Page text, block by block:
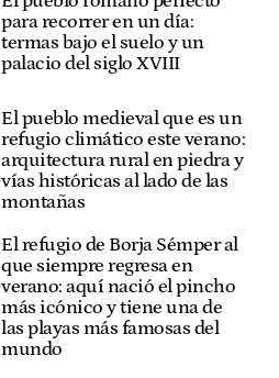
para recorrer en un día:
termas bajo el suelo y un
palacio del siglo XVIII
El pueblo medieval que es un
refugio climático este verano:
arquitectura rural en piedra y
vías históricas al lado de las
montañas
El refugio de Borja Sémper al
que siempre regresa en
verano: aquí nació el pincho
más icónico y tiene una de
las playas más famosas del
mundo